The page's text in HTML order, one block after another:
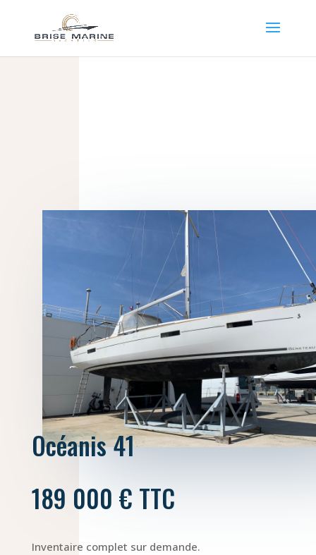
Océanis 41
189 000 € TTC
Inventaire complet sur demande.